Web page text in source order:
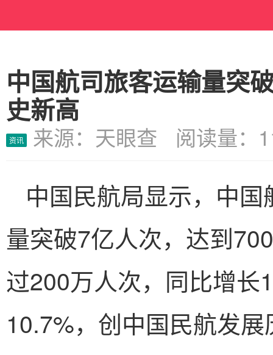
中国航司旅客运输量突
史新高
资讯 来源：天眼查 阅读量：
中国民航局显示，中
量突破7亿人次，达到
过200万人次，同比增
10.7%，创中国民航发